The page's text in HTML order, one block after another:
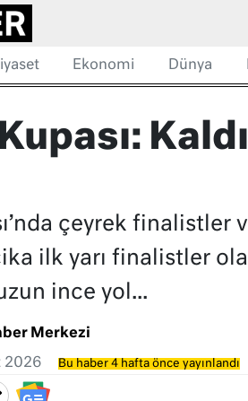
Ekonomi Dünya
çeyrek finalistler
ilk yarı finalistler
ince yol...
Merkezi
2026 Bu haber 4 hafta önce yayınlandı